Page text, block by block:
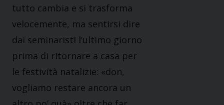
tutto cambia e si trasforma
velocemen­te, ma sentirsi dire
dai seminaristi l’ultimo giorno
prima di ritornare a casa per
le festività natalizie: «don,
vogliamo restare ancora un